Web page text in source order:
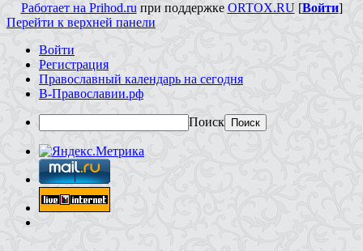
Работает на Prihod.ruпри поддержкеORTOX.RU[Войти]
Перейти к верхней панели
Войти
Регистрация
Православный календарь на сегодня
В-Православии.рф
Поиск